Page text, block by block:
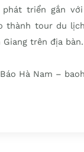
phát triển gắn
thành tour du
trên địa bàn.
Báo Hà Nam –